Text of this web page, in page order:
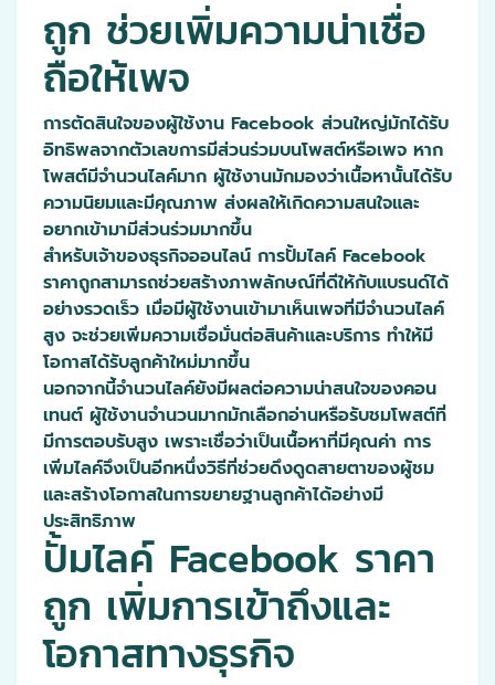
ถูก ช่วยเพิ่มความน่าเชื่อ
ถือให้เพจ
การตัดสินใจของผู้ใช้งาน Facebook ส่วนใหญ่มักได้รับ
อิทธิพลจากตัวเลขการมีส่วนร่วมบนโพสต์หรือเพจ หาก
โพสต์มีจำนวนไลค์มาก ผู้ใช้งานมักมองว่าเนื้อหานั้นได้รับ
ความนิยมและมีคุณภาพ ส่งผลให้เกิดความสนใจและ
อยากเข้ามามีส่วนร่วมมากขึ้น
สำหรับเจ้าของธุรกิจออนไลน์ การปั้มไลค์ Facebook
ราคาถูกสามารถช่วยสร้างภาพลักษณ์ที่ดีให้กับแบรนด์ได้
อย่างรวดเร็ว เมื่อมีผู้ใช้งานเข้ามาเห็นเพจที่มีจำนวนไลค์
สูง จะช่วยเพิ่มความเชื่อมั่นต่อสินค้าและบริการ ทำให้มี
โอกาสได้รับลูกค้าใหม่มากขึ้น
นอกจากนี้จำนวนไลค์ยังมีผลต่อความน่าสนใจของคอน
เทนต์ ผู้ใช้งานจำนวนมากมักเลือกอ่านหรือรับชมโพสต์ที่
มีการตอบรับสูง เพราะเชื่อว่าเป็นเนื้อหาที่มีคุณค่า การ
เพิ่มไลค์จึงเป็นอีกหนึ่งวิธีที่ช่วยดึงดูดสายตาของผู้ชม
และสร้างโอกาสในการขยายฐานลูกค้าได้อย่างมี
ประสิทธิภาพ
ปั้มไลค์ Facebook ราคา
ถูก เพิ่มการเข้าถึงและ
โอกาสทางธุรกิจ